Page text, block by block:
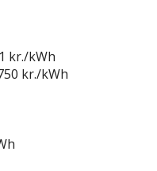
kr./kWh
kr./kWh